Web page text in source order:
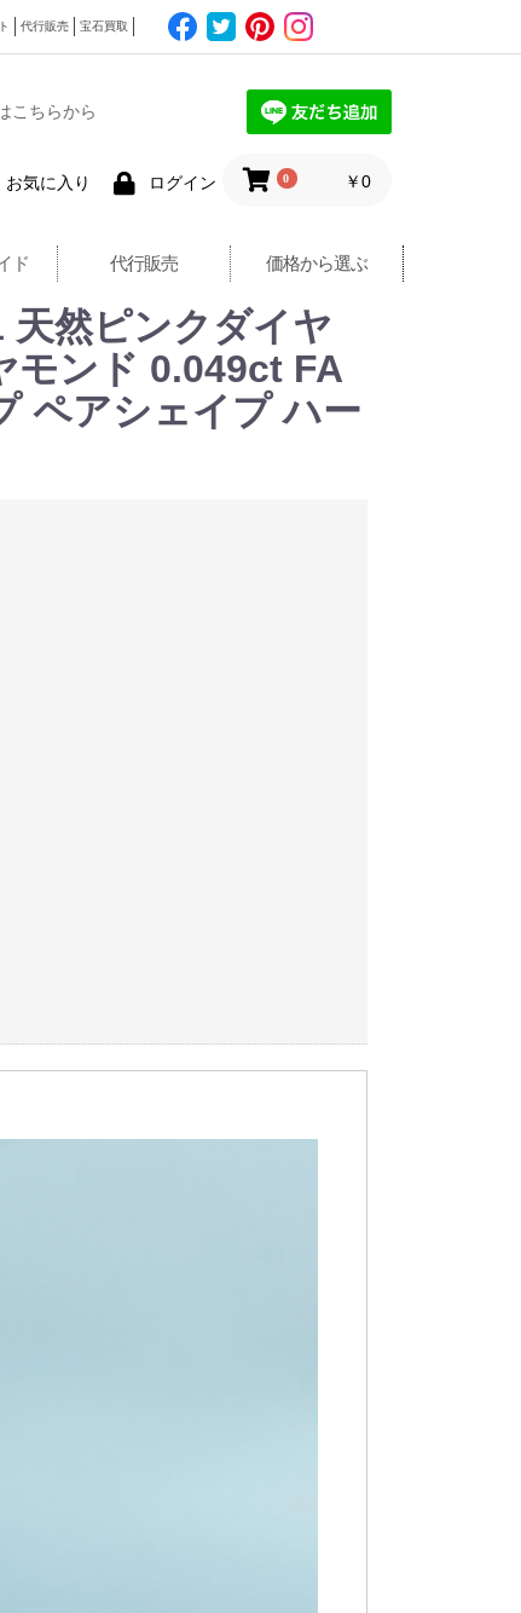
代行販売 宝石買取
こちらから
お気に入り ログイン 0 ￥0
ド 代行販売 価格から選ぶ
天然ピンクダイヤ
モンド 0.049ct FA
ペアシェイプ ハー